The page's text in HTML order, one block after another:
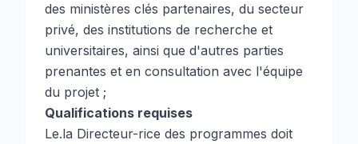
des ministères clés partenaires, du secteur
privé, des institutions de recherche et
universitaires, ainsi que d'autres parties
prenantes et en consultation avec l'équipe
du projet ;
Qualifications requises
Le.la Directeur-rice des programmes doit